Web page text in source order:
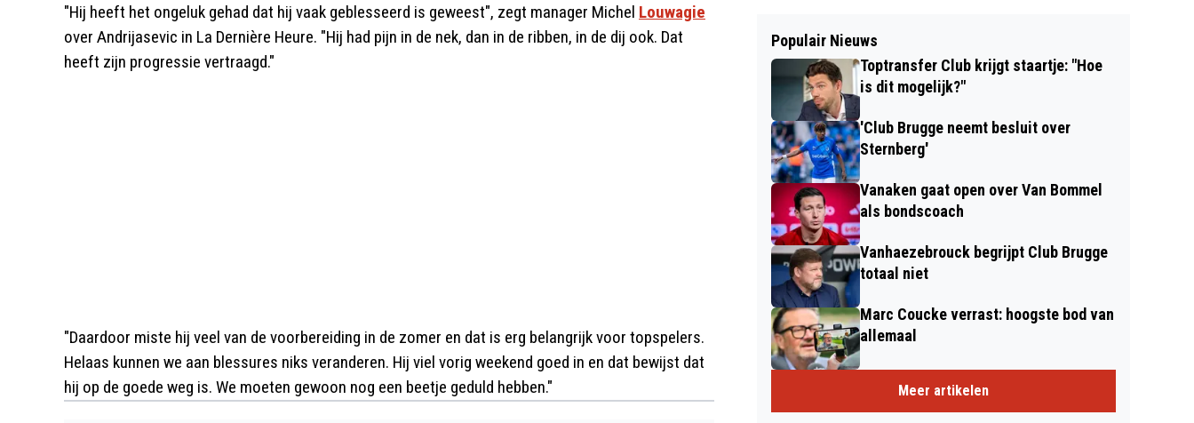
"Hij heeft het ongeluk gehad dat hij vaak geblesseerd is geweest", zegt manager Michel Louwagie
over Andrijasevic in La Dernière Heure. "Hij had pijn in de nek, dan in de ribben, in de dij ook. Dat
heeft zijn progressie vertraagd."
"Daardoor miste hij veel van de voorbereiding in de zomer en dat is erg belangrijk voor topspelers.
Helaas kunnen we aan blessures niks veranderen. Hij viel vorig weekend goed in en dat bewijst dat
hij op de goede weg is. We moeten gewoon nog een beetje geduld hebben."
Populair Nieuws
Toptransfer Club krijgt staartje: "Hoe
is dit mogelijk?"
'Club Brugge neemt besluit over
Sternberg'
Vanaken gaat open over Van Bommel
als bondscoach
Vanhaezebrouck begrijpt Club Brugge
totaal niet
Marc Coucke verrast: hoogste bod van
allemaal
Meer artikelen